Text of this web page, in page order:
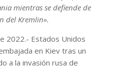
mientras se defiende de
del Kremlin».
2022.- Estados Unidos
en Kiev tras un
a la invasión rusa de